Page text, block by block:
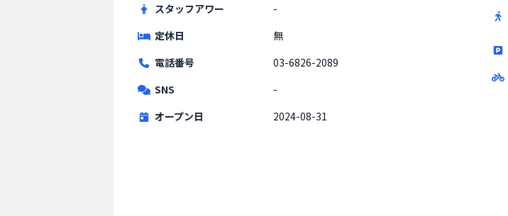
スタッフアワー
-
定休日
無
電話番号
03-6826-2089
SNS
-
オープン日
2024-08-31